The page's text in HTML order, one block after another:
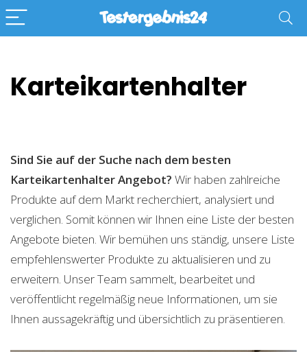
Karteikartenhalter
Sind Sie auf der Suche nach dem besten
KarteikartenhalterAngebot? Wir haben zahlreiche
Produkte auf dem Markt recherchiert, analysiert und
verglichen. Somit können wir Ihnen eine Liste der besten
Angebote bieten. Wir bemühen uns ständig, unsere Liste
empfehlenswerter Produkte zu aktualisieren und zu
erweitern. Unser Team sammelt, bearbeitet und
veröffentlicht regelmäßig neue Informationen, um sie
Ihnen aussagekräftig und übersichtlich zu präsentieren.